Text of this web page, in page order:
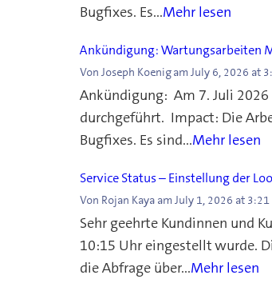
Bugfixes. Es...Mehr lesen
Ankündigung: Wartungsarbeiten
Von Joseph Koenig am July 6, 2026 at
Ankündigung: Am 7. Juli
durchgeführt. Impact: Die
Bugfixes. Es sind...Mehr lesen
Service Status – Einstellung der
Von Rojan Kaya am July 1, 2026 at 3:21
Sehr geehrte Kundinnen und
10:15 Uhr eingestellt wurde.
die Abfrage über...Mehr lesen